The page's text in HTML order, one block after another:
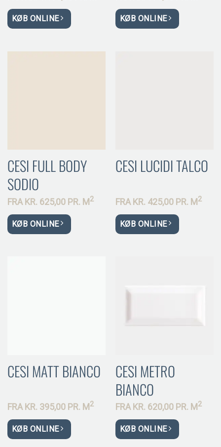
KØB ONLINE KØB ONLINE
CESI FULL BODY
SODIO
FRA KR. 625,00 PR. M2
KØB ONLINE
CESI LUCIDI TALCO
FRA KR. 425,00 PR. M2
KØB ONLINE
CESI MATT BIANCO
FRA KR. 395,00 PR. M 2
KØB ONLINE
CESI METRO
BIANCO
FRA KR. 620,00 PR. M 2
KØB ONLINE